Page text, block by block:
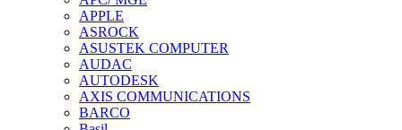
APPLE
ASROCK
ASUSTEK COMPUTER
AUDAC
AUTODESK
AXIS COMMUNICATIONS
BARCO